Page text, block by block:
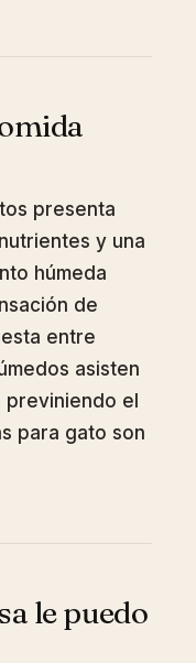
presenta
y una
húmeda
de
entre
asisten
previniendo el
para gato son
le puedo